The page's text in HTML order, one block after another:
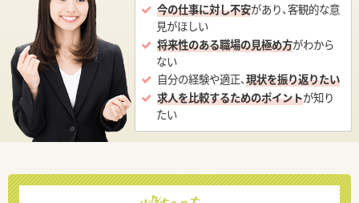
今の仕事に対し不安があり、客観的な意
見がほしい
将来性のある職場の見極め方がわから
ない
自分の経験や適正、現状を振り返りたい
求人を比較するためのポイントが知り
たい